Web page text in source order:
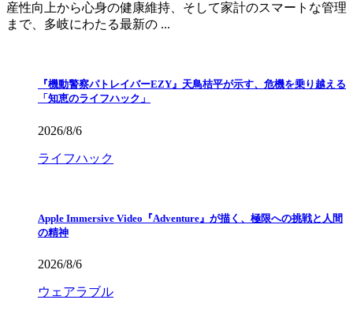
産性向上から心身の健康維持、そして家計のスマートな管理
まで、多岐にわたる最新の ...
『機動警察パトレイバーEZY』天鳥桔平が示す、危機を乗り越える
「知恵のライフハック」
2026/8/6
ライフハック
Apple Immersive Video『Adventure』が描く、極限への挑戦と人間
の精神
2026/8/6
ウェアラブル